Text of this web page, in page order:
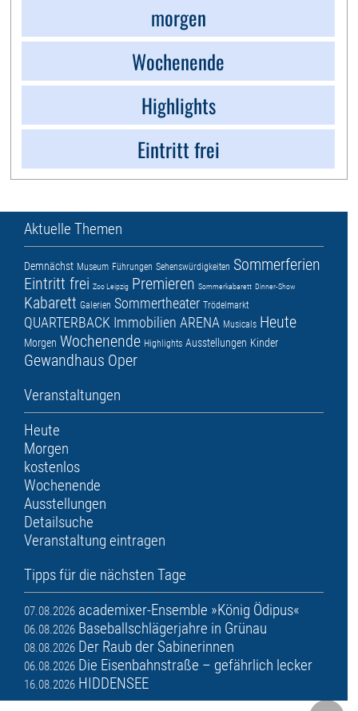
morgen
Wochenende
Highlights
Eintritt frei
Aktuelle Themen
Demnächst Museum Führungen Sehenswürdigkeiten Sommerferien
Eintritt frei Zoo Leipzig Premieren Sommerkabarett Dinner-Show
Kabarett Galerien Sommertheater Trödelmarkt
QUARTERBACK Immobilien ARENA Musicals Heute
Morgen Wochenende Highlights Ausstellungen Kinder
Gewandhaus Oper
Veranstaltungen
Heute
Morgen
kostenlos
Wochenende
Ausstellungen
Detailsuche
Veranstaltung eintragen
Tipps für die nächsten Tage
07.08.2026 academixer-Ensemble »König Ödipus«
06.08.2026 Baseballschlägerjahre in Grünau
08.08.2026 Der Raub der Sabinerinnen
06.08.2026 Die Eisenbahnstraße – gefährlich lecker
16.08.2026 HIDDENSEE